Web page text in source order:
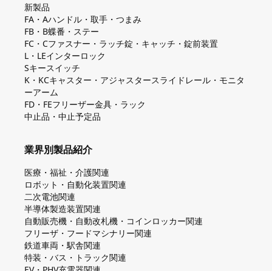
新製品
FA・Aハンドル・取手・つまみ
FB・B蝶番・ステー
FC・Cファスナー・ラッチ錠・キャッチ・錠前装置
L・LEインターロック
Sキースイッチ
K・KCキャスター・アジャスタースライドレール・モニタ
ーアーム
FD・FEフリーザー金具・ラック
中止品・中止予定品
業界別製品紹介
医療・福祉・介護関連
ロボット・自動化装置関連
二次電池関連
半導体製造装置関連
自動販売機・自動改札機・コインロッカー関連
フリーザ・フードマシナリー関連
鉄道車両・駅舎関連
特装・バス・トラック関連